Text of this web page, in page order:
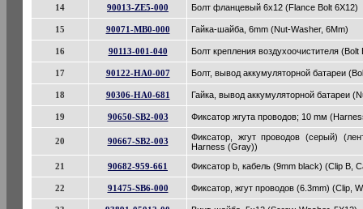
14 90013-ZE5-000 Болт фланцевый 6x12 (Flance Bolt 6X12)
15 90071-MB0-000 Гайка-шайба, 6mm (Nut-Washer, 6Mm)
16 90113-001-040 Болт крепления воздухоочистителя
17 90122-HA0-007 Болт, вывод аккумуляторной батареи
18 90306-HA0-681 Гайка, вывод аккумуляторной батареи
19 90650-SB2-003 Фиксатор жгута проводов; 10 mм
20 90667-SB2-003
Фиксатор, жгут проводов (серый)
Harness (Gray))
21
90682-959-661 Фиксатор b, кабель (9mm black) (Clip B,
22 91475-SB6-000 Фиксатор, жгут проводов (6.3mm) (Clip,